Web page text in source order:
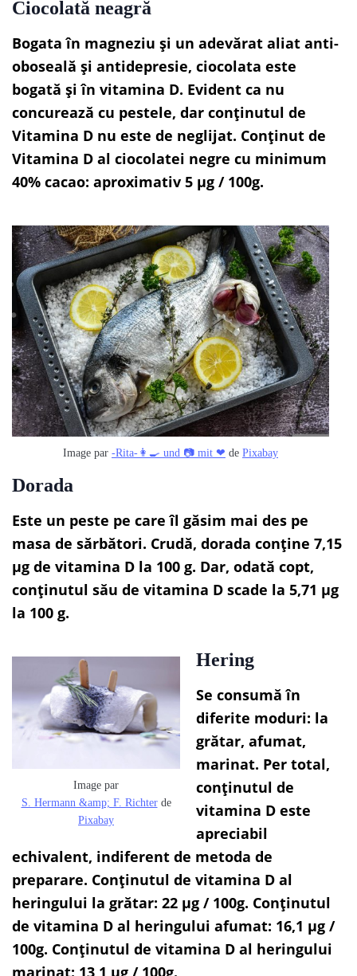
Ciocolată neagră
Bogata în magneziu și un adevărat aliat anti-
oboseală și antidepresie, ciocolata este
bogată și în vitamina D. Evident ca nu
concurează cu pestele, dar conținutul de
Vitamina D nu este de neglijat. Conținut de
Vitamina D al ciocolatei negre cu minimum
40% cacao: aproximativ 5 µg / 100g.
Image par -Rita-👩‍🍳 und 📷 mit ❤ de Pixabay
Dorada
Este un peste pe care îl găsim mai des pe
masa de sărbători. Crudă, dorada conține 7,15
µg de vitamina D la 100 g. Dar, odată copt,
conținutul său de vitamina D scade la 5,71 µg
la 100 g.
Image par
S. Hermann &amp; F. Richterde
Pixabay
Hering
Se consumă în
diferite moduri: la
grătar, afumat,
marinat. Per total,
conținutul de
vitamina D este
apreciabil
echivalent, indiferent de metoda de
preparare. Conținutul de vitamina D al
heringului la grătar: 22 µg / 100g. Conținutul
de vitamina D al heringului afumat: 16,1 µg /
100g. Conținutul de vitamina D al heringului
marinat: 13,1 µg / 100g.